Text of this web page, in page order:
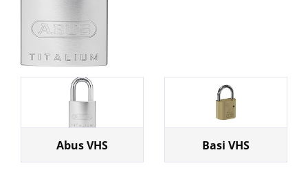
Abus VHS Basi VHS